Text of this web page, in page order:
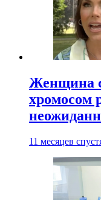
Женщина
хромосом
11 месяцев